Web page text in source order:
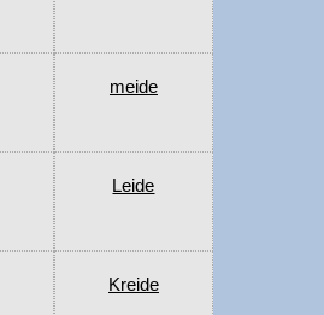
meide
Leide
Kreide